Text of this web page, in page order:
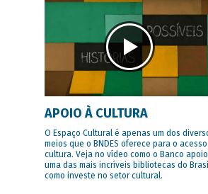
APOIO À CULTURA
O Espaço Cultural é apenas um dos
meios que o BNDES oferece para o acesso
cultura. Veja no vídeo como o Banco
uma das mais incríveis bibliotecas do Brasil
como investe no setor cultural.